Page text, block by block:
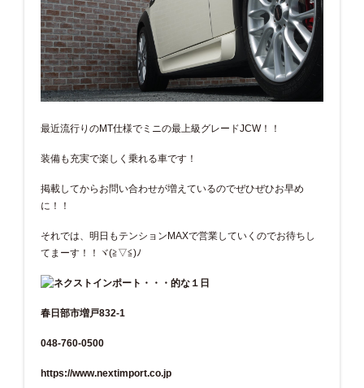
最近流行りのMT仕様でミニの最上級グレードJCW！！
装備も充実で楽しく乗れる車です！
掲載してからお問い合わせが増えているのでぜひぜひお早め
に！！
それでは、明日もテンションMAXで営業していくのでお待ちし
てまーす！！ヾ(≧▽≦)ﾉ
春日部市増戸832-1
048-760-0500
https://www.nextimport.co.jp